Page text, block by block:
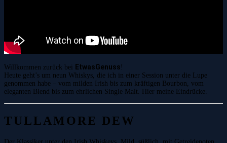
Willkommen zurück bei EtwasGenuss !
Heute geht’s um neun Whiskys, die ich in einer Session unter die Lupe
genommen habe – vom milden Irish bis zum kräftigen Bourbon, vom
eleganten Blend bis zum ehrlichen Single Malt. Hier meine Eindrücke.
TULLAMORE DEW